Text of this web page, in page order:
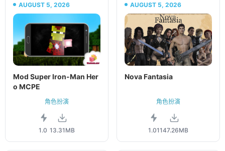
AUGUST 5, 2026
Mod Super Iron-Man Her
o MCPE
角色扮演
1.0 13.31MB
AUGUST 5, 2026
Nova Fantasia
角色扮演
1.01147.26MB